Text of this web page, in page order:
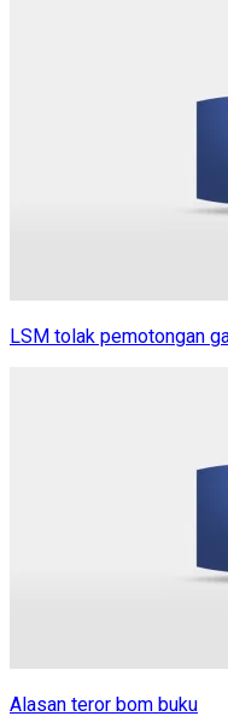
LSM tolak pemotongan
Alasan teror bom buku